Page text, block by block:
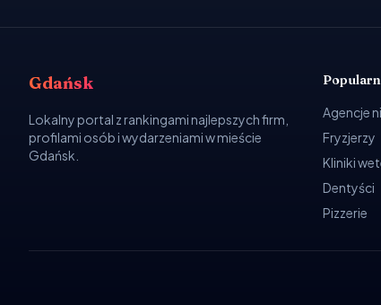
Gdańsk
Lokalny portal z rankingami najlepszych firm,
profilami osób i wydarzeniami w mieście
Gdańsk.
Agencje
Fryzjerzy
Kliniki
Dentyści
Pizzerie